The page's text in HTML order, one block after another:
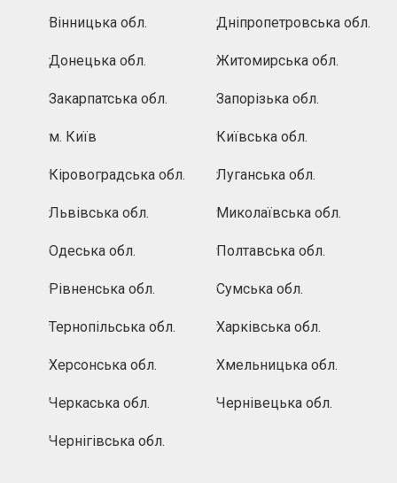
Вінницька обл. Дніпропетровська обл.
Донецька обл. Житомирська обл.
Закарпатська обл. Запорізька обл.
м. Київ Київська обл.
Кіровоградська обл. Луганська обл.
Львівська обл. Миколаївська обл.
Одеська обл. Полтавська обл.
Рівненська обл. Сумська обл.
Тернопільська обл. Харківська обл.
Херсонська обл. Хмельницька обл.
Черкаська обл. Чернівецька обл.
Чернігівська обл.